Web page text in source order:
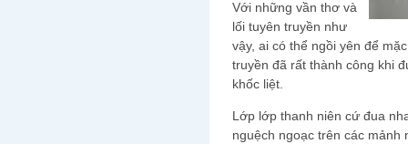
Với những vần thơ và
lối tuyên truyền như
vậy, ai có thể ngồi yên để
truyền đã rất thành công khi
khốc liệt.
Lớp lớp thanh niên cứ đua
nguệch ngoạc trên các